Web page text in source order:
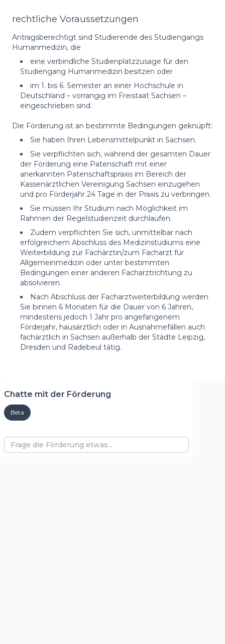
rechtliche Voraussetzungen
Antragsberechtigt sind Studierende des Studiengangs
Humanmedizin, die
eine verbindliche Studienplatzzusage für den
Studiengang Humanmedizin besitzen oder
im 1. bis 6. Semester an einer Hochschule in
Deutschland – vorrangig im Freistaat Sachsen –
eingeschrieben sind.
Die Förderung ist an bestimmte Bedingungen geknüpft:
Sie haben Ihren Lebensmittelpunkt in Sachsen.
Sie verpflichten sich, während der gesamten Dauer
der Förderung eine Patenschaft mit einer
anerkannten Patenschaftspraxis im Bereich der
Kassenärztlichen Vereinigung Sachsen einzugehen
und pro Förderjahr 24 Tage in der Praxis zu verbringen.
Sie müssen Ihr Studium nach Möglichkeit im
Rahmen der Regelstudienzeit durchlaufen.
Zudem verpflichten Sie sich, unmittelbar nach
erfolgreichem Abschluss des Medizinstudiums eine
Weiterbildung zur Fachärztin/zum Facharzt für
Allgemeinmedizin oder unter bestimmten
Bedingungen einer anderen Facharztrichtung zu
absolvieren.
Nach Abschluss der Facharztweiterbildung werden
Sie binnen 6 Monaten für die Dauer von 6 Jahren,
mindestens jedoch 1 Jahr pro angefangenem
Förderjahr, hausärztlich oder in Ausnahmefällen auch
fachärztlich in Sachsen außerhalb der Städte Leipzig,
Dresden und Radebeul tätig.
Chatte mit der Förderung
Beta